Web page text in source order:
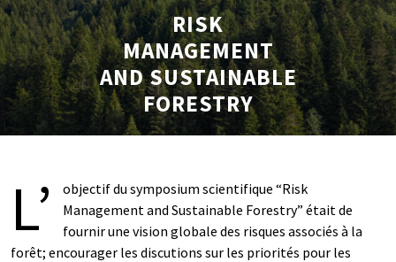
RISK
MANAGEMENT
AND SUSTAINABLE
FORESTRY
L’
objectif du symposium scientifique “Risk
Management and Sustainable Forestry” était de
fournir une vision globale des risques associés à la
forêt; encourager les discutions sur les priorités pour les